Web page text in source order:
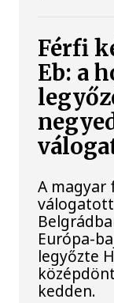
Férfi
Eb: a
A magyar
Európa-
legyőzte
kedden.